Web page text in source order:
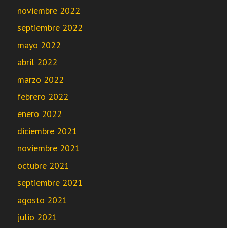
noviembre 2022
septiembre 2022
mayo 2022
abril 2022
marzo 2022
febrero 2022
enero 2022
diciembre 2021
noviembre 2021
octubre 2021
septiembre 2021
agosto 2021
julio 2021